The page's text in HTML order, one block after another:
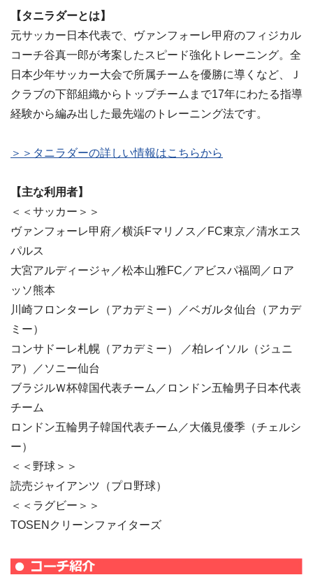
【タニラダーとは】
元サッカー日本代表で、ヴァンフォーレ甲府のフィジカル
コーチ谷真一郎が考案したスピード強化トレーニング。全
日本少年サッカー大会で所属チームを優勝に導くなど、Ｊ
クラブの下部組織からトップチームまで17年にわたる指導
経験から編み出した最先端のトレーニング法です。
＞＞タニラダーの詳しい情報はこちらから
【主な利用者】
＜＜サッカー＞＞
ヴァンフォーレ甲府／横浜Fマリノス／FC東京／清水エス
パルス
大宮アルディージャ／松本山雅FC／アビスパ福岡／ロア
ッソ熊本
川崎フロンターレ（アカデミー）／ベガルタ仙台（アカデ
ミー）
コンサドーレ札幌（アカデミー） ／柏レイソル（ジュニ
ア）／ソニー仙台
ブラジルＷ杯韓国代表チーム／ロンドン五輪男子日本代表
チーム
ロンドン五輪男子韓国代表チーム／大儀見優季（チェルシ
ー）
＜＜野球＞＞
読売ジャイアンツ（プロ野球）
＜＜ラグビー＞＞
TOSENクリーンファイターズ